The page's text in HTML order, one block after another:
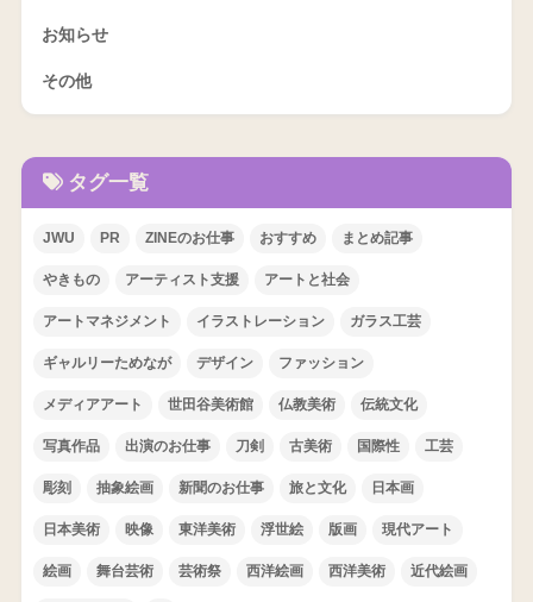
お知らせ
その他
タグ一覧
JWU PR ZINEのお仕事 おすすめ まとめ記事
やきもの アーティスト支援 アートと社会
アートマネジメント イラストレーション ガラス工芸
ギャルリーためなが デザイン ファッション
メディアアート 世田谷美術館 仏教美術 伝統文化
写真作品 出演のお仕事 刀剣 古美術 国際性 工芸
彫刻 抽象絵画 新聞のお仕事 旅と文化 日本画
日本美術 映像 東洋美術 浮世絵 版画 現代アート
絵画 舞台芸術 芸術祭 西洋絵画 西洋美術 近代絵画